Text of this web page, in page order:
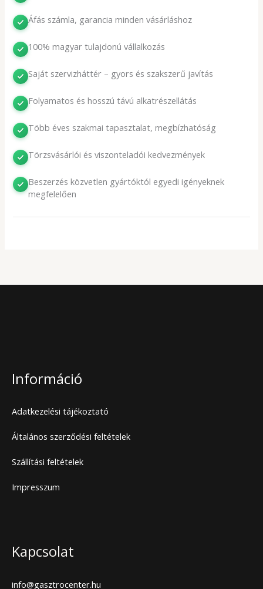
Áfás számla, garancia minden vásárláshoz
100% magyar tulajdonú vállalkozás
Saját szervizháttér – gyors és szakszerű javítás
Folyamatos és hosszú távú alkatrészellátás
Több éves szakmai tapasztalat, megbízhatóság
Törzsvásárlói és viszonteladói kedvezmények
Beszerzés közvetlen gyártóktól egyedi igényeknek
megfelelően
Információ
Adatkezelési tájékoztató
Általános szerződési feltételek
Szállítási feltételek
Impresszum
Kapcsolat
info@gasztrocenter.hu